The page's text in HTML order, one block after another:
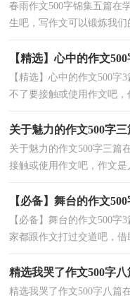
春雨作文500字锦集五篇在
生吧，写作文可以锻炼我
【精选】心中的作文
【精选】心中的作文500
不了要接触或使用作文吧
关于魅力的作文500字三
关于魅力的作文500字三篇
接触或使用作文吧，作文
【必备】舞台的作文
【必备】舞台的作文500
家都跟作文打过交道吧，
精选我哭了作文500字八
精选我哭了作文500字八篇